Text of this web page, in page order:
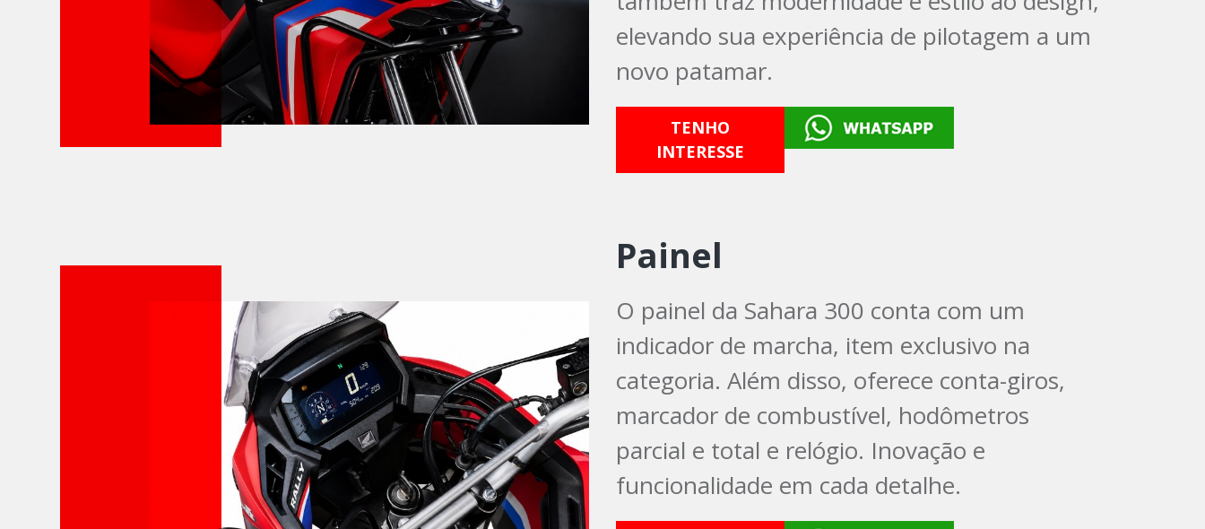
elevando sua experiência de pilotagem a um
novo patamar.
TENHO
INTERESSE
Painel
O painel da Sahara 300 conta com um
indicador de marcha, item exclusivo na
categoria. Além disso, oferece conta-giros,
marcador de combustível, hodômetros
parcial e total e relógio. Inovação e
funcionalidade em cada detalhe.